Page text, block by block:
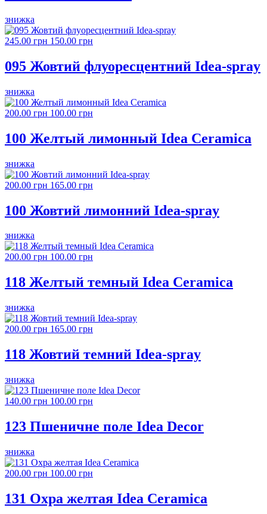
знижка
245.00 грн 150.00 грн
095 Жовтий флуоресцентний Idea-spray
знижка
200.00 грн 100.00 грн
100 Желтый лимонный Idea Ceramica
знижка
200.00 грн 165.00 грн
100 Жовтий лимонний Idea-spray
знижка
200.00 грн 100.00 грн
118 Желтый темный Idea Ceramica
знижка
200.00 грн 165.00 грн
118 Жовтий темний Idea-spray
знижка
140.00 грн 100.00 грн
123 Пшеничне поле Idea Decor
знижка
200.00 грн 100.00 грн
131 Охра желтая Idea Ceramica